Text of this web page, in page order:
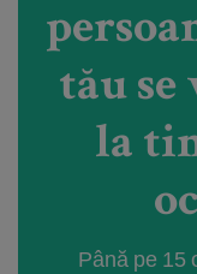
tău se
la
Până pe 15